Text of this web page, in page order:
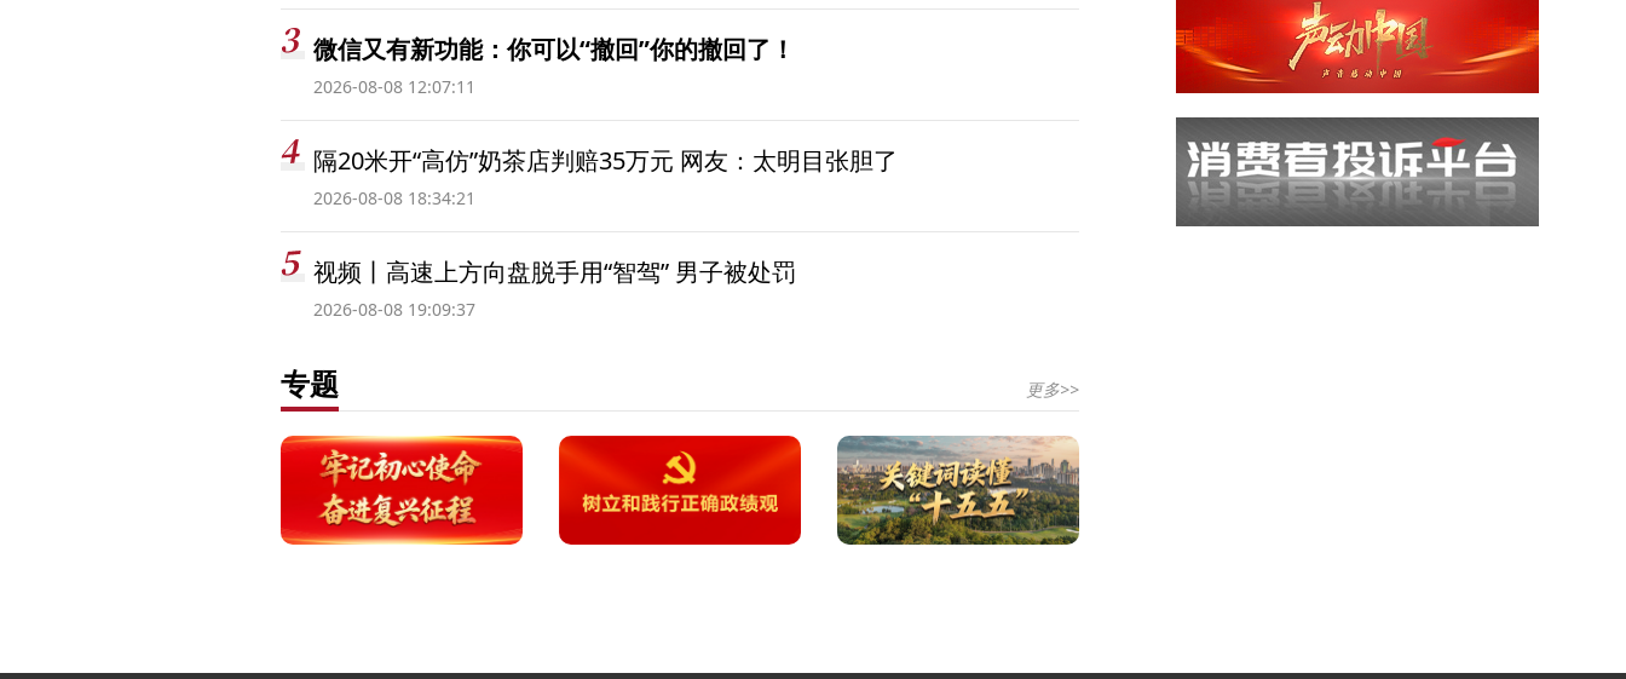
微信又有新功能：你可以“撤回”你的撤回了！
2026-08-08 12:07:11
隔20米开“高仿”奶茶店判赔35万元 网友：太明目张胆了
2026-08-08 18:34:21
视频丨高速上方向盘脱手用“智驾” 男子被处罚
2026-08-08 19:09:37
专题 更多>>